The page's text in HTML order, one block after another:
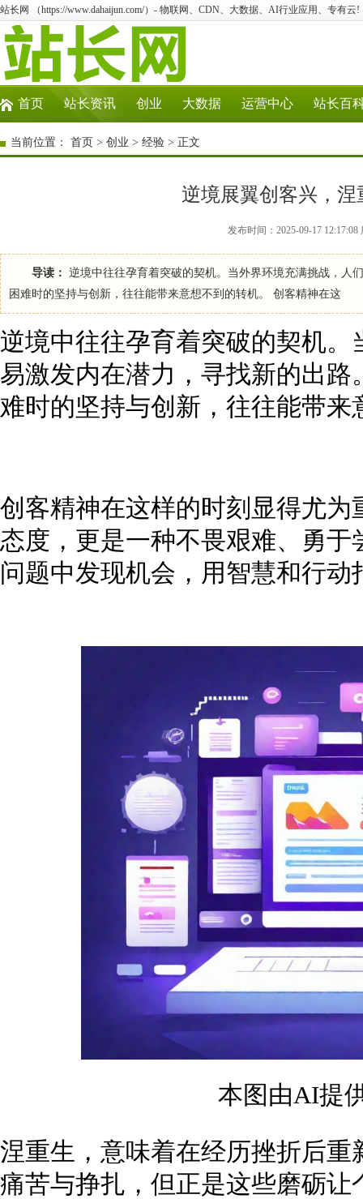
站长网 （https://www.dahaijun.com/）- 物联网、CDN、大数据、AI行业应用、专有云!
首页 站长资讯 创业 大数据 运营中心 站长百
当前位置： 首页 > 创业 > 经验 > 正文
逆境展翼创客兴，
发布时间：2025-09-17
导读： 逆境中往往孕育着突破的契机。当外界环境充满挑战，人
困难时的坚持与创新，往往能带来意想不到的转机。 创客精神在这
逆境中往往孕育着突破的契机
易激发内在潜力，寻找新的出
难时的坚持与创新，往往能带来
创客精神在这样的时刻显得尤
态度，更是一种不畏艰难、勇
问题中发现机会，用智慧和行
本图由AI提
涅重生，意味着在经历挫折后
痛苦与挣扎，但正是这些磨砺